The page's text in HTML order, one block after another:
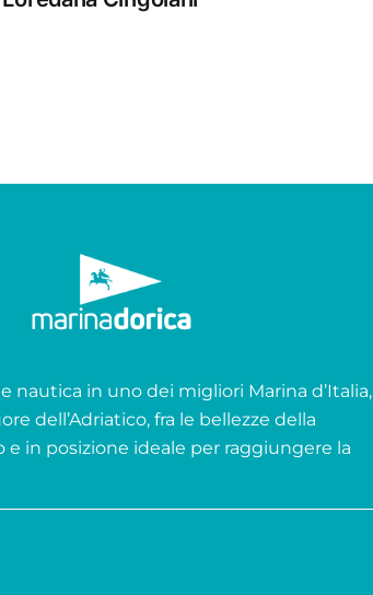
nautica in uno dei migliori Marina d’Italia,
dell’Adriatico, fra le bellezze della
e in posizione ideale per raggiungere la